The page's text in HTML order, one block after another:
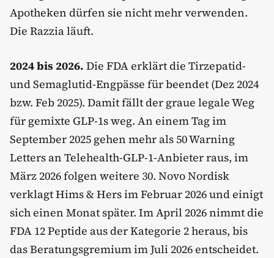
Apotheken dürfen sie nicht mehr verwenden.
Die Razzia läuft.
2024 bis 2026. Die FDA erklärt die Tirzepatid-
und Semaglutid-Engpässe für beendet (Dez 2024
bzw. Feb 2025). Damit fällt der graue legale Weg
für gemixte GLP-1s weg. An einem Tag im
September 2025 gehen mehr als 50 Warning
Letters an Telehealth-GLP-1-Anbieter raus, im
März 2026 folgen weitere 30. Novo Nordisk
verklagt Hims & Hers im Februar 2026 und einigt
sich einen Monat später. Im April 2026 nimmt die
FDA 12 Peptide aus der Kategorie 2 heraus, bis
das Beratungsgremium im Juli 2026 entscheidet.